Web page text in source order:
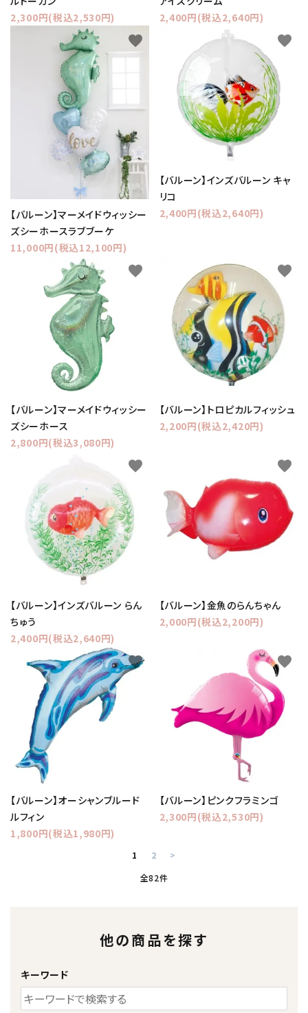
2,300円(税込2,530円)
2,400円(税込2,640円)
【バルーン】マーメイドウィッシー
ズシーホースラブブーケ
11,000円(税込12,100円)
favorite
【バルーン】インズバルーン キャ
リコ
2,400円(税込2,640円)
favorite
【バルーン】マーメイドウィッシー
ズシーホース
2,800円(税込3,080円)
favorite
【バルーン】トロピカルフィッシュ
2,200円(税込2,420円)
favorite
【バルーン】インズバルーン らん
ちゅう
2,400円(税込2,640円)
favorite
【バルーン】金魚のらんちゃん
2,000円(税込2,200円)
favorite
【バルーン】オーシャンブルード
ルフィン
1,800円(税込1,980円)
favorite
【バルーン】ピンクフラミンゴ
2,300円(税込2,530円)
favorite
1 2
>
全82件
他の商品を探す
キーワード